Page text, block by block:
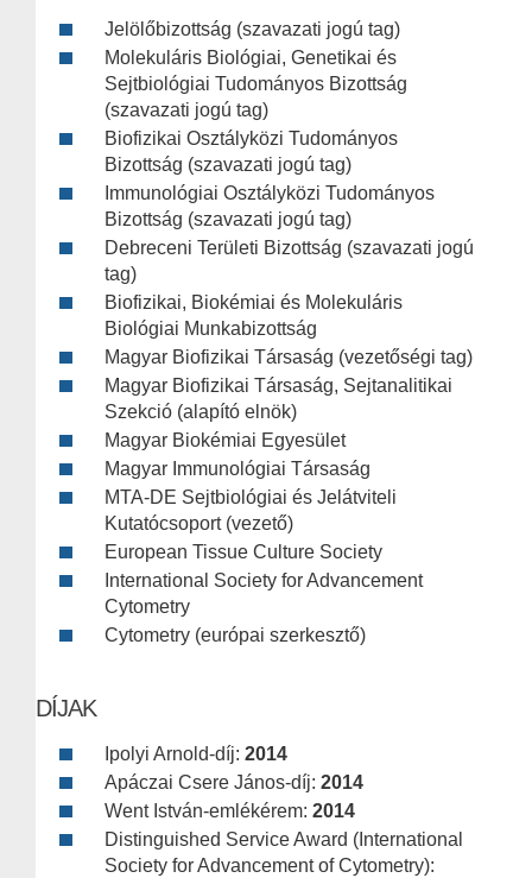
Jelölőbizottság (szavazati jogú tag)
Molekuláris Biológiai, Genetikai és
Sejtbiológiai Tudományos Bizottság
(szavazati jogú tag)
Biofizikai Osztályközi Tudományos
Bizottság (szavazati jogú tag)
Immunológiai Osztályközi Tudományos
Bizottság (szavazati jogú tag)
Debreceni Területi Bizottság (szavazati jogú
tag)
Biofizikai, Biokémiai és Molekuláris
Biológiai Munkabizottság
Magyar Biofizikai Társaság (vezetőségi tag)
Magyar Biofizikai Társaság, Sejtanalitikai
Szekció (alapító elnök)
Magyar Biokémiai Egyesület
Magyar Immunológiai Társaság
MTA-DE Sejtbiológiai és Jelátviteli
Kutatócsoport (vezető)
European Tissue Culture Society
International Society for Advancement
Cytometry
Cytometry (európai szerkesztő)
DÍJAK
Ipolyi Arnold-díj: 2014
Apáczai Csere János-díj: 2014
Went István-emlékérem: 2014
Distinguished Service Award (International
Society for Advancement of Cytometry):